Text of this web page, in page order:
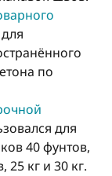
по
для
40 фунтов,
25 кг и 30 кг.